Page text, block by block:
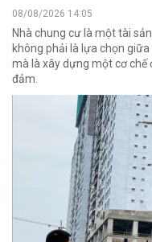
08/08/2026 14:05
Nhà chung cư là một tài
không phải là lựa chọn giữa
mà là xây dựng một cơ chế
đảm.